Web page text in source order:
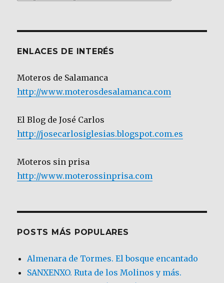
ENLACES DE INTERÉS
Moteros de Salamanca
http://www.moterosdesalamanca.com
El Blog de José Carlos
http://josecarlosiglesias.blogspot.com.es
Moteros sin prisa
http://www.moterossinprisa.com
POSTS MÁS POPULARES
Almenara de Tormes. El bosque encantado
SANXENXO. Ruta de los Molinos y más.